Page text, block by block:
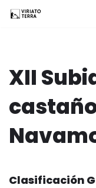
XII
Clasificación